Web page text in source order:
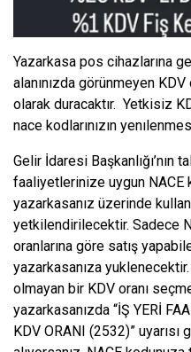
Yazarkasa pos cihazlarına
alanınızda görünmeyen
olarak duracaktır. Yetkisiz
nace kodlarınızın
Gelir İdaresi Başkanlığı’nın
faaliyetlerinize uygun NACE
yazarkasanız üzerinde
yetkilendirilecektir. Sadece
oranlarına göre satış
yazarkasanıza yuklenecektir.
olmayan bir KDV oranı
yazarkasanızda “İŞ YERİ
KDV ORANI (2532)” uyarısı